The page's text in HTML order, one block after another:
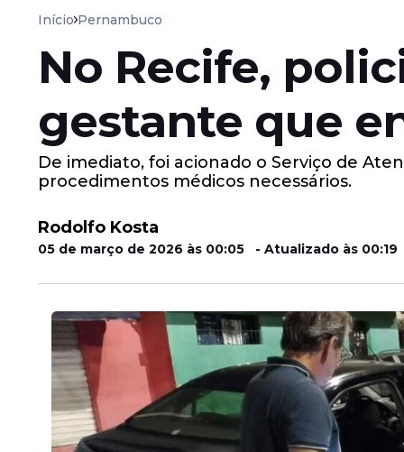
Início Pernambuco
No Recife,
gestante que
De imediato, foi acionado o Serviço de
procedimentos médicos necessários.
Rodolfo Kosta
05 de março de 2026 às 00:05 - Atualizado às 00:19